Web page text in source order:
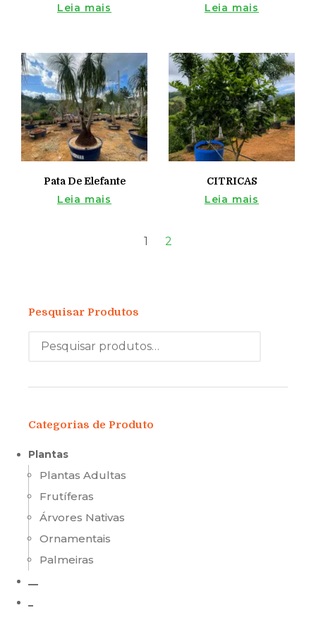
Pesquisar Produtos
Categorias de Produto
Plantas
Plantas Adultas
Frutíferas
Árvores Nativas
Ornamentais
Palmeiras
__
_
Leia mais Leia mais
Pata De Elefante
Leia mais
CITRICAS
Leia mais
1 2